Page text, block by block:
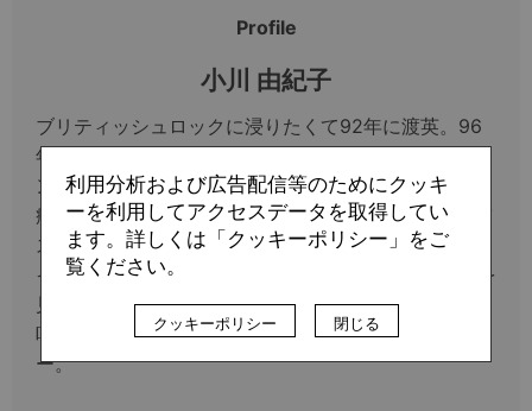
Profile
小川 由紀子
ブリティッシュロックに浸りたくて92年に渡英。96
年より取材活動を始める。その年のEUROでイングラ
ンドが敗退したウェンブリーでの瞬間はいまだに胸が
痛い思い出。その後パリに引っ越し、F1、自転車、バ
スケなどにも幅を広げつつ、フェロー諸島やブルネ
イ、マルタといった小国を中心に43カ国でサッカーを
見て歩く。地味な話題に興味をそそられがちで、超遅
咲きのジャズピアニストを志しているが、万年ビギナ
ー。
利用分析および広告配信等のためにクッキ
ーを利用してアクセスデータを取得してい
ます。詳しくは「クッキーポリシー」をご
覧ください。
クッキーポリシー 閉じる